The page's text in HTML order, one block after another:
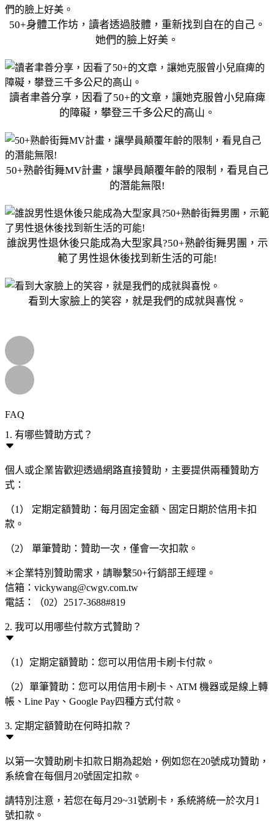
50+身體工作坊，讀者透過肢體，重新找到自在的自己。
她們的臉上好美。
讀者聿善分享，因看了50+的文章，讓她克服曾小兒麻痺
的障礙，攀登三千多公尺的高山。
50+熟齡街舞MV計畫，讓學員顛覆年齡的限制，看見自己
的潛能無限!
誰說男性退休後只能成為大型家具?50+熟齡街舞男團，示
範了男性退休後找到新生活的可能!
看到大家臉上的笑容，就是我們的成就與喜悅。
FAQ
1. 有哪些贊助方式？
個人或企業皆歡迎透過網路直接贊助，主要提供兩種贊助方
式：
（1） 定期定額贊助：每月固定金額、固定日期於信用卡扣
款。
（2） 單筆贊助：贊助一次，僅會一次扣款。
＊企業特別贊助需求，請聯繫50+行銷部王經理。
信箱：vickywang@cwgv.com.tw
電話：（02）2517-3688#819
2. 我可以用哪些付款方式贊助？
（1）定期定額贊助：您可以用信用卡刷卡付款。
（2）單筆贊助：您可以用信用卡刷卡、ATM 機器或是線上轉
帳、Line Pay、Google Pay四種方式付款。
3. 定期定額贊助在何時扣款？
以第一次贊助刷卡扣款日期為起始，例如您在20號成功贊助，
系統會在每個月20號固定扣款。
請特別注意，若您在每月29~31號刷卡，系統將統一於次月1
號扣款。